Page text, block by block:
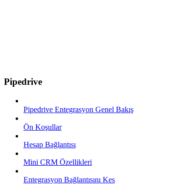
Pipedrive
Pipedrive Entegrasyon Genel Bakış
Ön Koşullar
Hesap Bağlantısı
Mini CRM Özellikleri
Entegrasyon Bağlantısını Kes